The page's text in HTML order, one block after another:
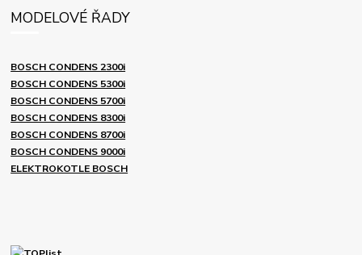
MODELOVÉ ŘADY
BOSCH CONDENS 2300i
BOSCH CONDENS 5300i
BOSCH CONDENS 5700i
BOSCH CONDENS 8300i
BOSCH CONDENS 8700i
BOSCH CONDENS 9000i
ELEKTROKOTLE BOSCH